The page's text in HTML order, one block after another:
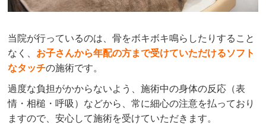
当院が行っているのは、骨をボキボキ鳴らしたりすること
なく、 お子さんから年配の方まで受けていただけるソフト
なタッチの施術です。
過度な負担がかからないよう、施術中の身体の反応（表
情・相槌・呼吸）などから、常に細心の注意を払っており
ますので、安心して施術を受けていただきます。